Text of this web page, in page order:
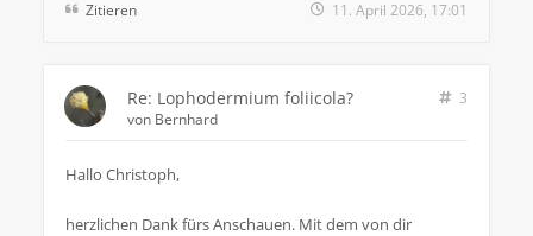
Zitieren 11. April 2026, 17:01
Re: Lophodermium foliicola?
3
von Bernhard
Hallo Christoph,
herzlichen Dank fürs Anschauen. Mit dem von dir